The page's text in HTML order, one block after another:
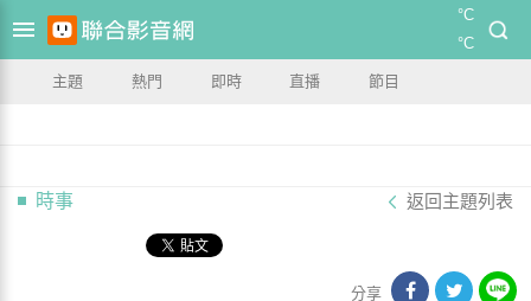
°C
°C
主題 熱門 即時 直播 節目
時事 返回主題列表
分享